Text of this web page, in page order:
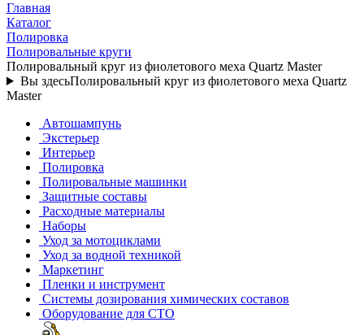
Главная
Каталог
Полировка
Полировальные круги
Полировальный круг из фиолетового меха Quartz Master
Вы здесьПолировальный круг из фиолетового меха Quartz
Master
Автошампунь
Экстерьер
Интерьер
Полировка
Полировальные машинки
Защитные составы
Расходные материалы
Наборы
Уход за мотоциклами
Уход за водной техникой
Маркетинг
Пленки и инструмент
Системы дозирования химических составов
Оборудование для СТО